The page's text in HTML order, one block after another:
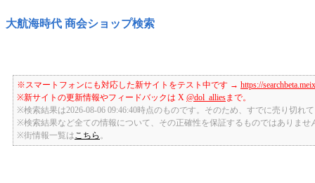
大航海時代 商会ショップ検索
※スマートフォンにも対応した新サイトをテスト中です → https://
※新サイトの更新情報やフィードバックは X @dol_alliesまで。
※検索結果は2026-08-06 09:46:40時点のものです。そのため、すでに売り切れ
※検索結果など全ての情報について、その正確性を保証するものではありませ
※街情報一覧は こちら